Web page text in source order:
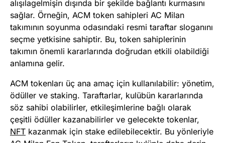
alışılagelmişin dışında bir şekilde bağlantı kurmasını
sağlar. Örneğin, ACM token sahipleri AC Milan
takımının soyunma odasındaki resmi taraftar sloganını
seçme yetkisine sahiptir. Bu, token sahiplerinin
takımın önemli kararlarında doğrudan etkili olabildiği
anlamına gelir.
ACM tokenları üç ana amaç için kullanılabilir: yönetim,
ödüller ve staking. Taraftarlar, kulübün kararlarında
söz sahibi olabilirler, etkileşimlerine bağlı olarak
çeşitli ödüller kazanabilirler ve gelecekte tokenlar,
NFT kazanmak için stake edilebilecektir. Bu yönleriyle